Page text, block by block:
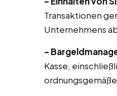
Transaktionen
Unternehmens
–
Kasse,